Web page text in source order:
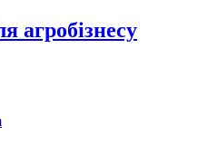
агробізнесу